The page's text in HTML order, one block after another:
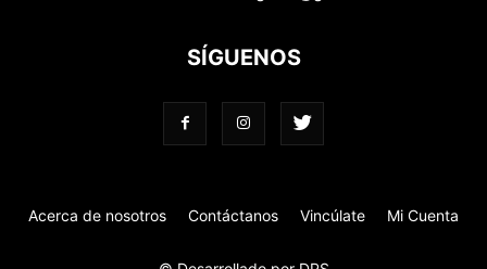
SÍGUENOS
Acerca de nosotros Contáctanos Vincúlate Mi Cuenta